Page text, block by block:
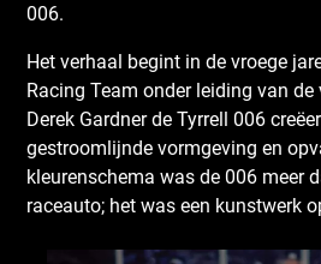
006.
Het verhaal begint in de vroege
Racing Team onder leiding van
Derek Gardner de Tyrrell 006
gestroomlijnde vormgeving en
kleurenschema was de 006 meer
raceauto; het was een kunstwerk